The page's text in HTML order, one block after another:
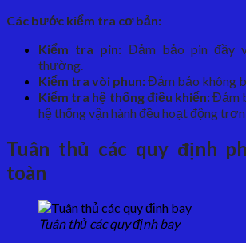
Các bước kiểm tra cơ bản:
Kiểm tra pin: Đảm bảo pin đầy
thường.
Kiểm tra vòi phun:Đảm bảo không
Kiểm tra hệ thống điều khiển:Đảm
hệ thống vận hành đều hoạt động
Tuân thủ các quy định
toàn
Tuân thủ các quy định bay